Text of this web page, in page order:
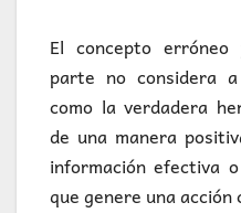
El concepto
parte no considera
como la verdadera
de una manera
información efectiva
que genere una acción